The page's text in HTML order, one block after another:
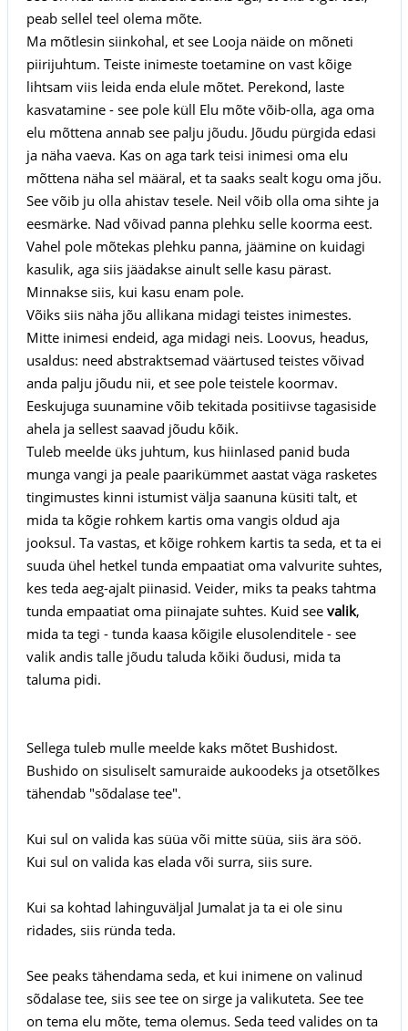
peab sellel teel olema mõte.
Ma mõtlesin siinkohal, et see Looja näide on mõneti
piirijuhtum. Teiste inimeste toetamine on vast kõige
lihtsam viis leida enda elule mõtet. Perekond, laste
kasvatamine - see pole küll Elu mõte võib-olla, aga oma
elu mõttena annab see palju jõudu. Jõudu pürgida edasi
ja näha vaeva. Kas on aga tark teisi inimesi oma elu
mõttena näha sel määral, et ta saaks sealt kogu oma jõu.
See võib ju olla ahistav tesele. Neil võib olla oma sihte ja
eesmärke. Nad võivad panna plehku selle koorma eest.
Vahel pole mõtekas plehku panna, jäämine on kuidagi
kasulik, aga siis jäädakse ainult selle kasu pärast.
Minnakse siis, kui kasu enam pole.
Võiks siis näha jõu allikana midagi teistes inimestes.
Mitte inimesi endeid, aga midagi neis. Loovus, headus,
usaldus: need abstraktsemad väärtused teistes võivad
anda palju jõudu nii, et see pole teistele koormav.
Eeskujuga suunamine võib tekitada positiivse tagasiside
ahela ja sellest saavad jõudu kõik.
Tuleb meelde üks juhtum, kus hiinlased panid buda
munga vangi ja peale paarikümmet aastat väga rasketes
tingimustes kinni istumist välja saanuna küsiti talt, et
mida ta kõgie rohkem kartis oma vangis oldud aja
jooksul. Ta vastas, et kõige rohkem kartis ta seda, et ta ei
suuda ühel hetkel tunda empaatiat oma valvurite suhtes,
kes teda aeg-ajalt piinasid. Veider, miks ta peaks tahtma
tunda empaatiat oma piinajate suhtes. Kuid see valik,
mida ta tegi - tunda kaasa kõigile elusolenditele - see
valik andis talle jõudu taluda kõiki õudusi, mida ta
taluma pidi.
Sellega tuleb mulle meelde kaks mõtet Bushidost.
Bushido on sisuliselt samuraide aukoodeks ja otsetõlkes
tähendab "sõdalase tee".
Kui sul on valida kas süüa või mitte süüa, siis ära söö.
Kui sul on valida kas elada või surra, siis sure.
Kui sa kohtad lahinguväljal Jumalat ja ta ei ole sinu
ridades, siis ründa teda.
See peaks tähendama seda, et kui inimene on valinud
sõdalase tee, siis see tee on sirge ja valikuteta. See tee
on tema elu mõte, tema olemus. Seda teed valides on ta